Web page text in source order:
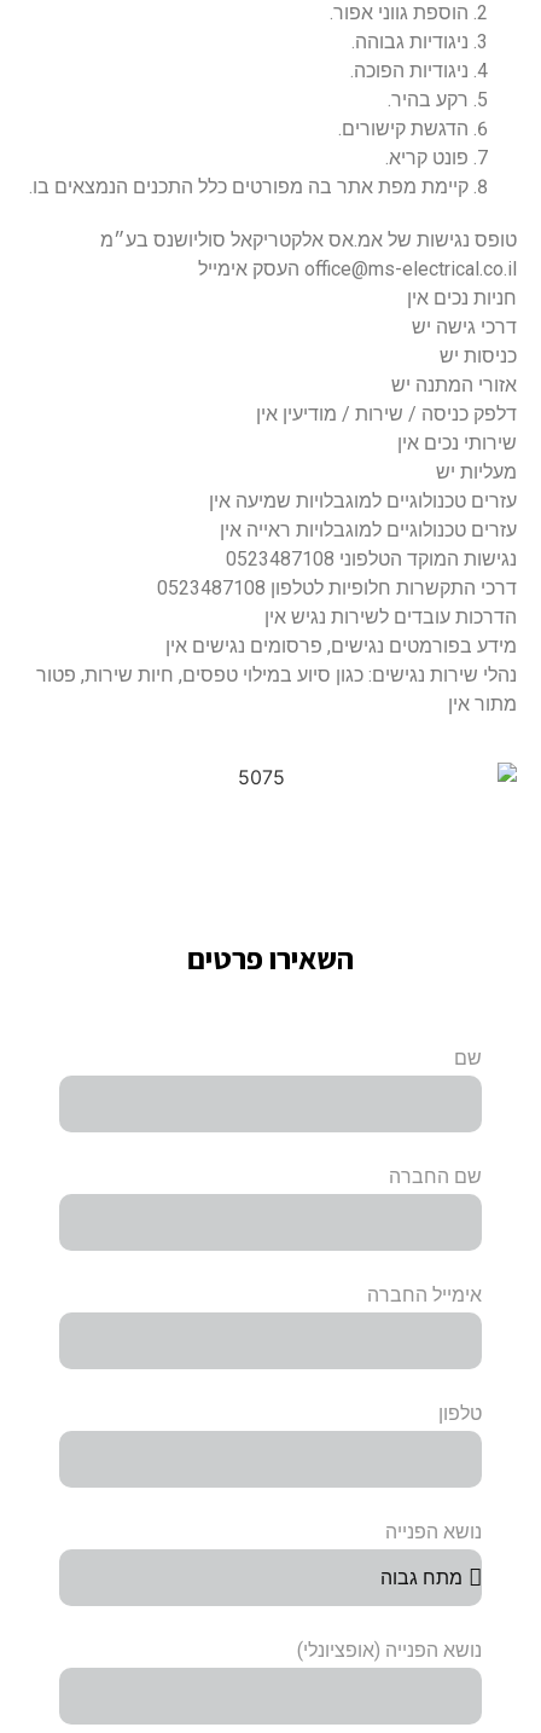
הוספת גווני אפור.
ניגודיות גבוהה.
ניגודיות הפוכה.
רקע בהיר.
הדגשת קישורים.
פונט קריא.
קיימת מפת אתר בה מפורטים כלל התכנים הנמצאים בו.
טופס נגישות של אמ.אס אלקטריקאל סוליושנס בע״מ
office@ms-electrical.co.il העסק אימייל
חניות נכים אין
דרכי גישה יש
כניסות יש
אזורי המתנה יש
דלפק כניסה / שירות / מודיעין אין
שירותי נכים אין
מעליות יש
עזרים טכנולוגיים למוגבלויות שמיעה אין
עזרים טכנולוגיים למוגבלויות ראייה אין
נגישות המוקד הטלפוני 0523487108
דרכי התקשרות חלופיות לטלפון 0523487108
הדרכות עובדים לשירות נגיש אין
מידע בפורמטים נגישים, פרסומים נגישים אין
נהלי שירות נגישים: כגון סיוע במילוי טפסים, חיות שירות, פטור
מתור אין
השאירו פרטים
שם
שם החברה
אימייל החברה
טלפון
נושא הפנייה
נושא הפנייה (אופציונלי)